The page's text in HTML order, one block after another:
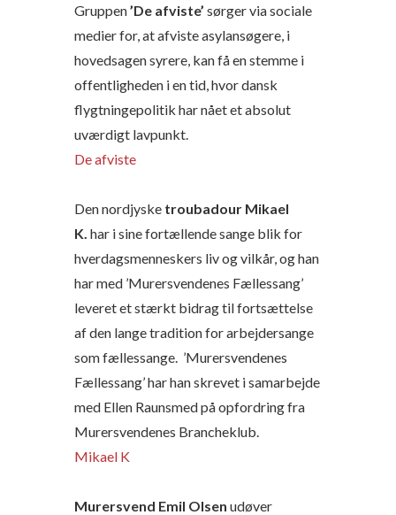
Gruppen’De afviste’ sørger via sociale
medier for, at afviste asylansøgere, i
hovedsagen syrere, kan få en stemme i
offentligheden i en tid, hvor dansk
flygtningepolitik har nået et absolut
uværdigt lavpunkt.
De afviste
Den nordjyske troubadour Mikael
K. har i sine fortællende sange blik for
hverdagsmenneskers liv og vilkår, og han
har med ’Murersvendenes Fællessang’
leveret et stærkt bidrag til fortsættelse
af den lange tradition for arbejdersange
som fællessange. ’Murersvendenes
Fællessang’ har han skrevet i samarbejde
med Ellen Raunsmed på opfordring fra
Murersvendenes Brancheklub.
Mikael K
Murersvend Emil Olsen udøver